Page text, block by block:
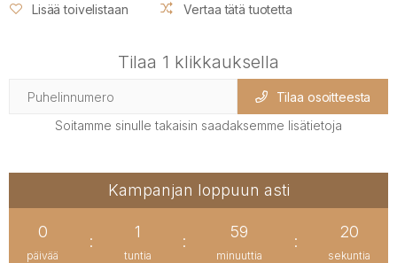
Lisää toivelistaan Vertaa tätä tuotetta
Tilaa 1 klikkauksella
Tilaa osoitteesta
Soitamme sinulle takaisin saadaksemme lisätietoja
Kampanjan loppuun asti
0
päivää
:
1
tuntia
:
59
minuuttia
:
19
sekuntia